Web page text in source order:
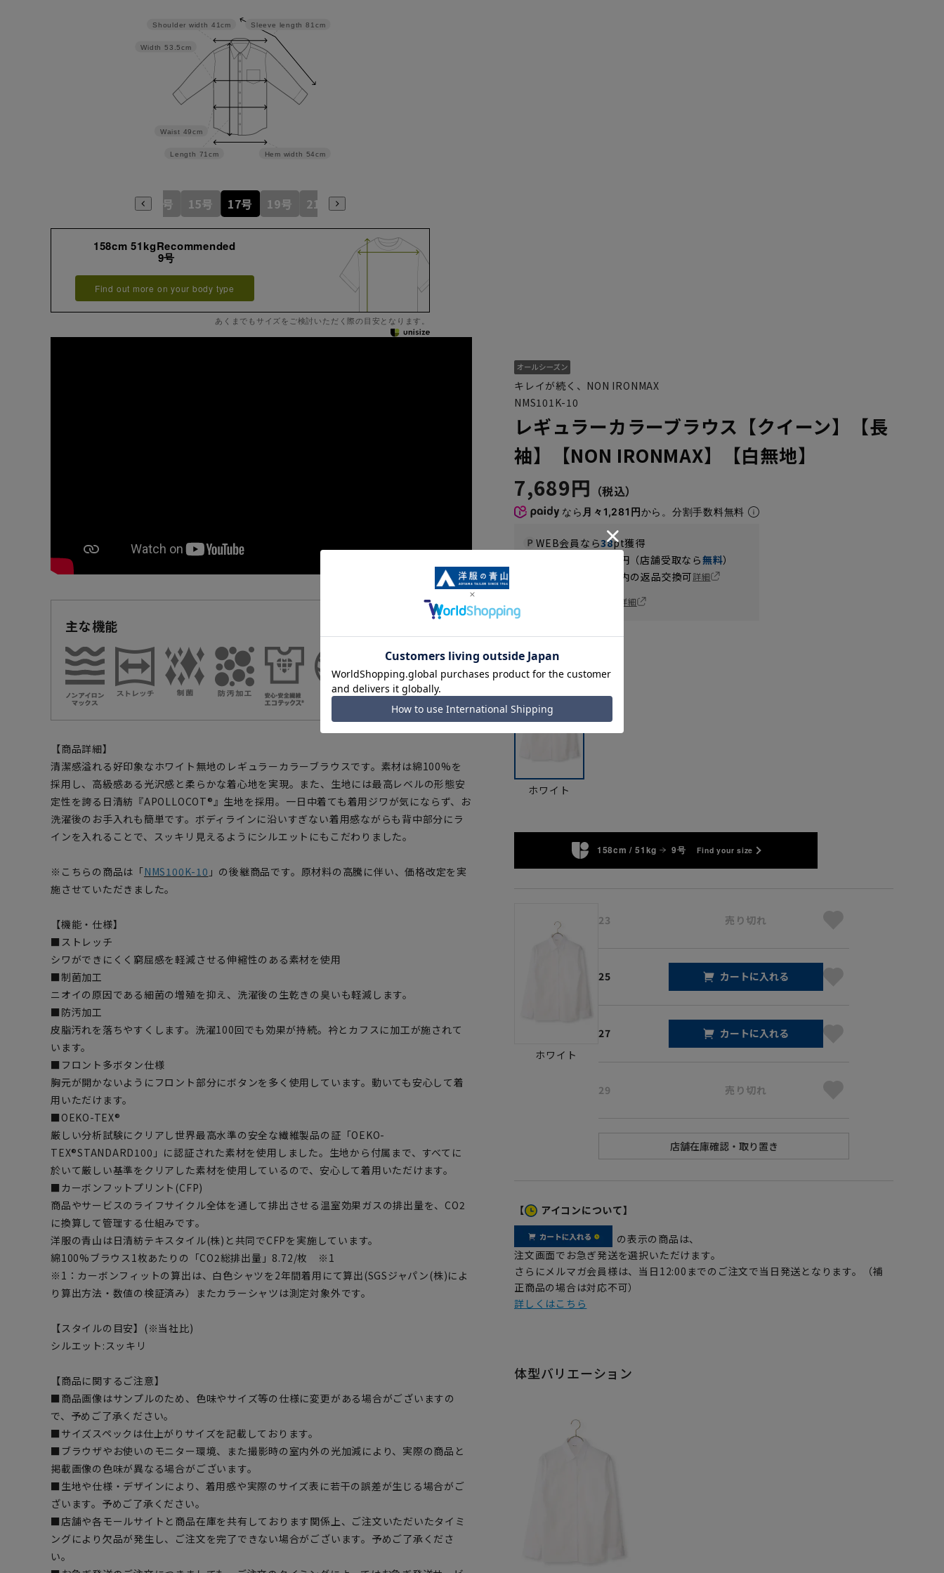
Hem width 54cm
Sleeve length 81cm
Length 71cm
Waist 49cm
Width 53.5cm
Shoulder width 41cm
13号 15号 17号 19号 21号
158cm 51kgRecommended
9号
Find out more on your body type
あくまでもサイズをご検討いただく際の目安となります。
主な機能
【商品詳細】
清潔感溢れる好印象なホワイト無地のレギュラーカラーブラウスです。素材は綿100%を
採用し、高級感ある光沢感と柔らかな着心地を実現。また、生地には最高レベルの形態安
定性を誇る日清紡『APOLLOCOT®』生地を採用。一日中着ても着用ジワが気にならず、お
洗濯後のお手入れも簡単です。ボディラインに沿いすぎない着用感ながらも背中部分にラ
インを入れることで、スッキリ見えるようにシルエットにもこだわりました。
※こちらの商品は「NMS100K-10 」の後継商品です。原材料の高騰に伴い、価格改定を実
施させていただきました。
【機能・仕様】
■ストレッチ
シワができにくく窮屈感を軽減させる伸縮性のある素材を使用
■制菌加工
ニオイの原因である細菌の増殖を抑え、洗濯後の生乾きの臭いも軽減します。
■防汚加工
皮脂汚れを落ちやすくします。洗濯100回でも効果が持続。衿とカフスに加工が施されて
います。
■フロント多ボタン仕様
胸元が開かないようにフロント部分にボタンを多く使用しています。動いても安心して着
用いただけます。
■OEKO-TEX®
厳しい分析試験にクリアし世界最高水準の安全な繊維製品の証「OEKO-
TEX®STANDARD100」に認証された素材を使用しました。生地から付属まで、すべてに
於いて厳しい基準をクリアした素材を使用しているので、安心して着用いただけます。
■カーボンフットプリント(CFP)
商品やサービスのライフサイクル全体を通して排出させる温室効果ガスの排出量を、CO2
に換算して管理する仕組みです。
洋服の青山は日清紡テキスタイル(株)と共同でCFPを実施しています。
綿100%ブラウス1枚あたりの「CO2総排出量」8.72/枚 ※1
※1：カーボンフィットの算出は、白色シャツを2年間着用にて算出(SGSジャパン(株)によ
り算出方法・数値の検証済み）またカラーシャツは測定対象外です。
【スタイルの目安】(※当社比)
シルエット:スッキリ
【商品に関するご注意】
■商品画像はサンプルのため、色味やサイズ等の仕様に変更がある場合がございますの
で、予めご了承ください。
■サイズスペックは仕上がりサイズを記載しております。
■ブラウザやお使いのモニター環境、また撮影時の室内外の光加減により、実際の商品と
掲載画像の色味が異なる場合がございます。
■生地や仕様・デザインにより、着用感や実際のサイズ表に若干の誤差が生じる場合がご
ざいます。予めご了承ください。
■店舗や各モールサイトと商品在庫を共有しております関係上、ご注文いただいたタイミ
ングにより欠品が発生し、ご注文を完了できない場合がございます。予めご了承くださ
い。
キレイが続く、NON IRONMAX
NMS101K-10
レギュラーカラーブラウス【クイーン】【長
袖】【NON IRONMAX】【白無地】
7,689円
なら 月々1,281円から。分割手数料無料
WEB会員なら38pt獲得
円（店舗受取なら無料）
日以内の返品交換可詳細
詳細
カラー
ホワイト
158cm / 51kg 9号 Find your size
ホワイト
23 売り切れ
25 カートに入れる
27 カートに入れる
29 売り切れ
【 アイコンについて】
の表示の商品は、
注文画面でお急ぎ発送を選択いただけます。
さらにメルマガ会員様は、当日12:00までのご注文で当日発送となります。（補
正商品の場合は対応不可）
詳しくはこちら
体型バリエーション